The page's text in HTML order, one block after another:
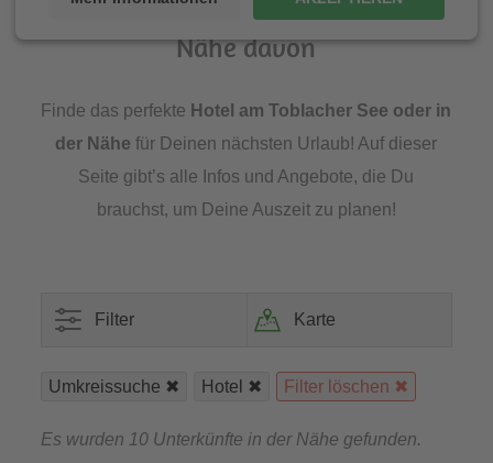
Nähe davon
Finde das perfekte Hotel am Toblacher See oder in
der Nähe für Deinen nächsten Urlaub! Auf dieser
Seite gibt’s alle Infos und Angebote, die Du
brauchst, um Deine Auszeit zu planen!
Filter Karte
Umkreissuche Hotel Filter löschen
Es wurden 10 Unterkünfte in der Nähe gefunden.